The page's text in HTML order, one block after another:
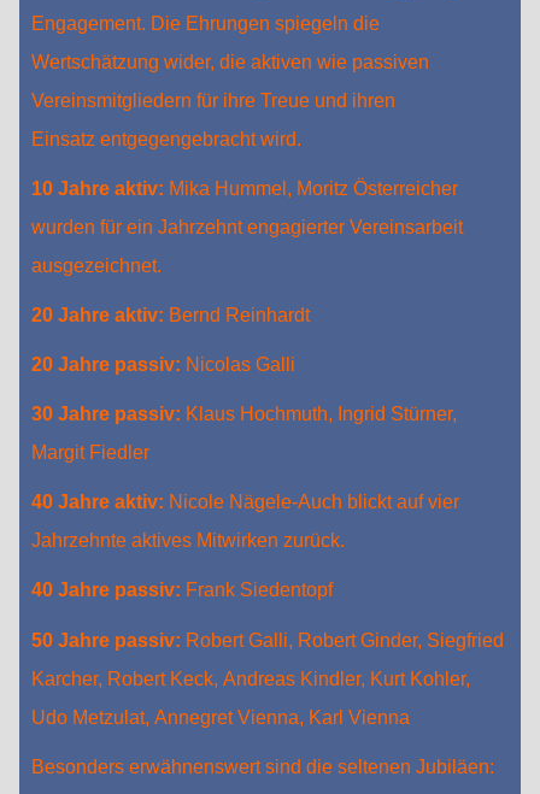
Engagement. Die Ehrungen spiegeln die
Wertschätzung wider, die aktiven wie passiven
Vereinsmitgliedern für ihre Treue und ihren
Einsatz entgegengebracht wird.
10 Jahre aktiv: Mika Hummel, Moritz Österreicher
wurden für ein Jahrzehnt engagierter Vereinsarbeit
ausgezeichnet.
20 Jahre aktiv: Bernd Reinhardt
20 Jahre passiv: Nicolas Galli
30 Jahre passiv: Klaus Hochmuth, Ingrid Stürner,
Margit Fiedler
40 Jahre aktiv: Nicole Nägele-Auch blickt auf vier
Jahrzehnte aktives Mitwirken zurück.
40 Jahre passiv: Frank Siedentopf
50 Jahre passiv: Robert Galli, Robert Ginder, Siegfried
Karcher, Robert Keck, Andreas Kindler, Kurt Kohler,
Udo Metzulat, Annegret Vienna, Karl Vienna
Besonders erwähnenswert sind die seltenen Jubiläen: